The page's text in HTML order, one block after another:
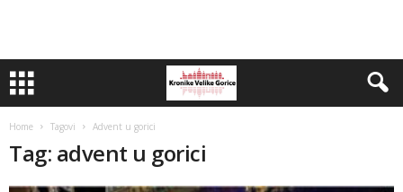
Home Tagovi Advent u gorici
Tag: advent u gorici